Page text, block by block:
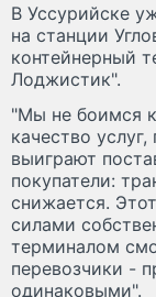
В Уссурийске
на станции
контейнерный
Лоджистик".
"Мы не боимся
качество
выиграют
покупатели:
снижается.
силами
терминалом
перевозчики -
одинаковыми".